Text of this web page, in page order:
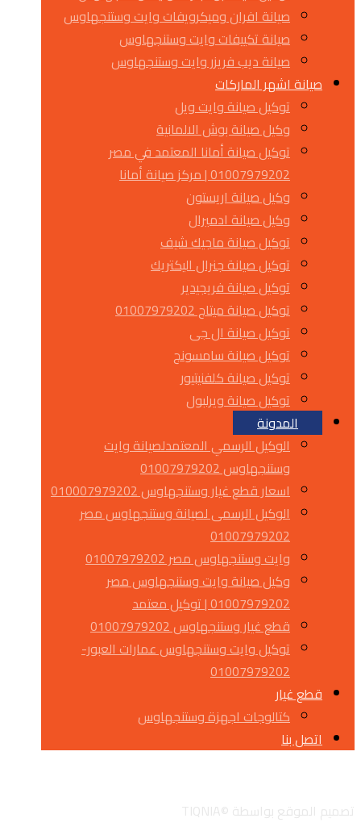
صيانة افران وميكرويفات وايت وستنجهاوس
صيانة تكييفات وايت وستنجهاوس
صيانة ديب فريزر وايت وستنجهاوس
صيانة اشهر الماركات
توكيل صيانة وايت ويل
وكيل صيانة بوش الالمانية
توكيل صيانة أمانا المعتمد في مصر
01007979202 | مركز صيانة أمانا
وكيل صيانة اريستون
وكيل صيانة ادميرال
توكيل صيانة ماجيك شيف
توكيل صيانة جنرال اليكتريك
توكيل صيانة فريجيدير
توكيل صيانة ميتاج 01007979202
توكيل صيانة ال جى
توكيل صيانة سامسونج
توكيل صيانة كلفنيتيور
توكيل صيانة ويرلبول
المدونة
الوكيل الرسمي المعتمدلصيانة وايت
وستنجهاوس 01007979202
اسعار قطع غيار وستنجهاوس 010007979202
الوكيل الرسمى لصيانة وستنجهاوس مصر
01007979202
وايت وستنجهاوس مصر 01007979202
وكيل صيانة وايت وستنجهاوس مصر
01007979202 | توكيل معتمد
قطع غيار وستنجهاوس 01007979202
توكيل وايت وستنجهاوس عمارات العبور-
01007979202
قطع غيار
كتالوجات اجهزة وستنجهاوس
اتصل بنا